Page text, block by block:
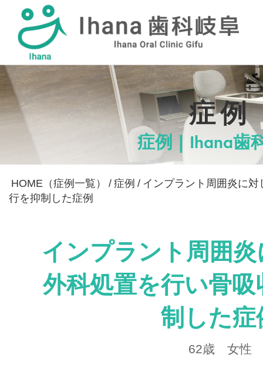
採用情報
症例
症例 | Ihana歯
HOME（症例一覧） / 症例 / インプラント周囲炎に
行を抑制した症例
インプラント周囲
外科処置を行い骨
制した症
62歳 女性